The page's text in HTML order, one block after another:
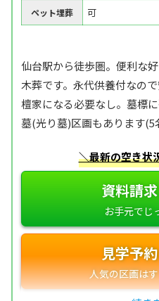
ペット埋葬 可
仙台駅から徒歩圏。便利な
木葬です。永代供養付なの
檀家になる必要なし。墓標
墓(光り墓)区画もあります(5
＼最新の空き状
資料請求
見学予